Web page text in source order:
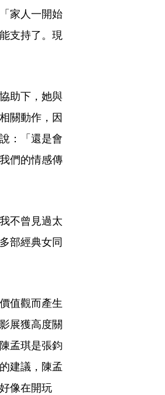
家人一開始
支持了。現
助下，她與
關動作，因
：「還是會
們的情感傳
不曾見過太
部經典女同
值觀而產生
展獲高度關
孟琪是張鈞
建議，陳孟
像在開玩